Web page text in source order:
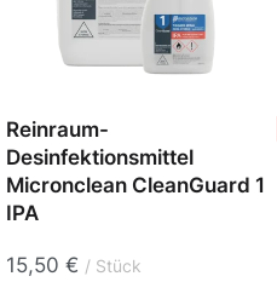
Reinraum-
Desinfektionsmittel
Micronclean CleanGuard 1
IPA
15,50 € Stück